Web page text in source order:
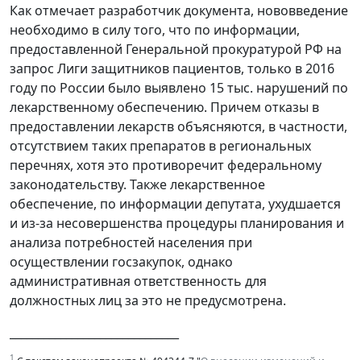
Как отмечает разработчик документа, нововведение
необходимо в силу того, что по информации,
предоставленной Генеральной прокуратурой РФ на
запрос Лиги защитников пациентов, только в 2016
году по России было выявлено 15 тыс. нарушений по
лекарственному обеспечению. Причем отказы в
предоставлении лекарств объясняются, в частности,
отсутствием таких препаратов в региональных
перечнях, хотя это противоречит федеральному
законодательству. Также лекарственное
обеспечение, по информации депутата, ухудшается
и из-за несовершенства процедуры планирования и
анализа потребностей населения при
осуществлении госзакупок, однако
административная ответственность для
должностных лиц за это не предусмотрена.
1